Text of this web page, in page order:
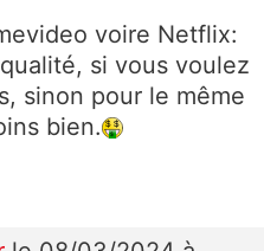
voire Netflix:
si vous voulez
sinon pour le même
bien.